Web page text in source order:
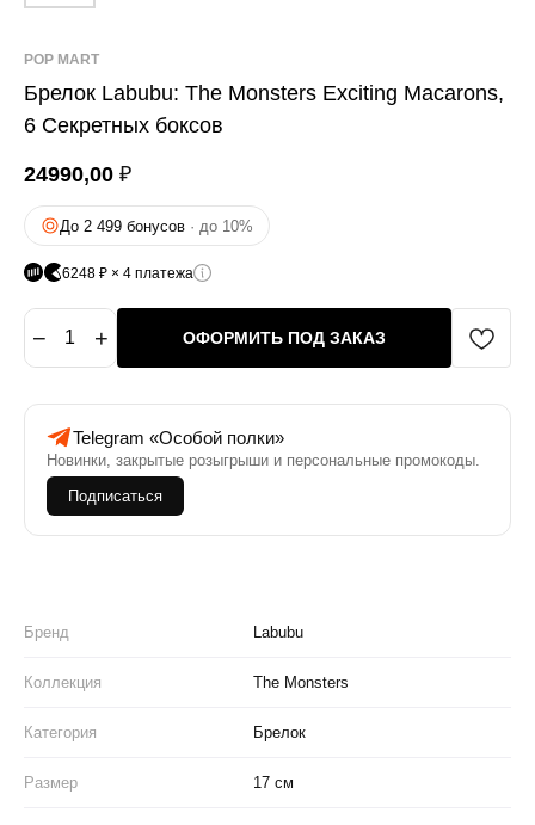
Брелок Labubu: The Monsters Exciting Macarons,
6 Секретных боксов
POP MART
24990,00 ₽
До 2 499 бонусов · до 10%
6248 ₽ × 4 платежа
− 1 + ОФОРМИТЬ ПОД ЗАКАЗ
Telegram «Особой полки»
Новинки, закрытые розыгрыши и персональные промокоды.
Подписаться
Бренд Labubu
Коллекция The Monsters
Категория Брелок
Размер 17 см